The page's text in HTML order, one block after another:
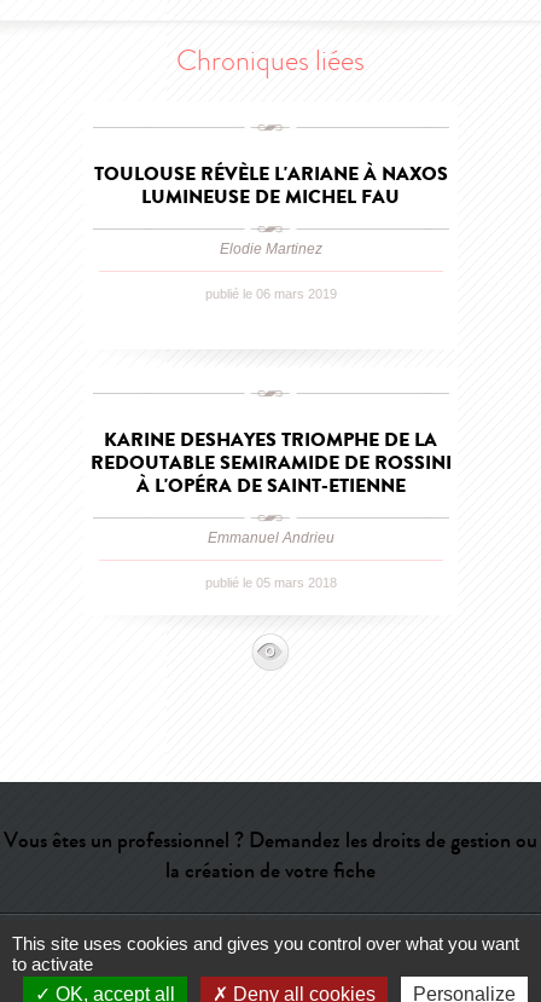
Chroniques liées
TOULOUSE RÉVÈLE L'ARIANE À NAXOS
LUMINEUSE DE MICHEL FAU
Elodie Martinez
publié le 06 mars 2019
KARINE DESHAYES TRIOMPHE DE LA
REDOUTABLE SEMIRAMIDE DE ROSSINI
À L'OPÉRA DE SAINT-ETIENNE
Emmanuel Andrieu
publié le 05 mars 2018
Vous êtes un professionnel ? Demandez les droits de gestion ou
la création de votre fiche
Aide-Contact-Admin-Lexique-CGU-Qui sommes-nous ?-
This site uses cookies and gives you control over what you want
to activate
OK, accept all
Deny all cookies Personalize